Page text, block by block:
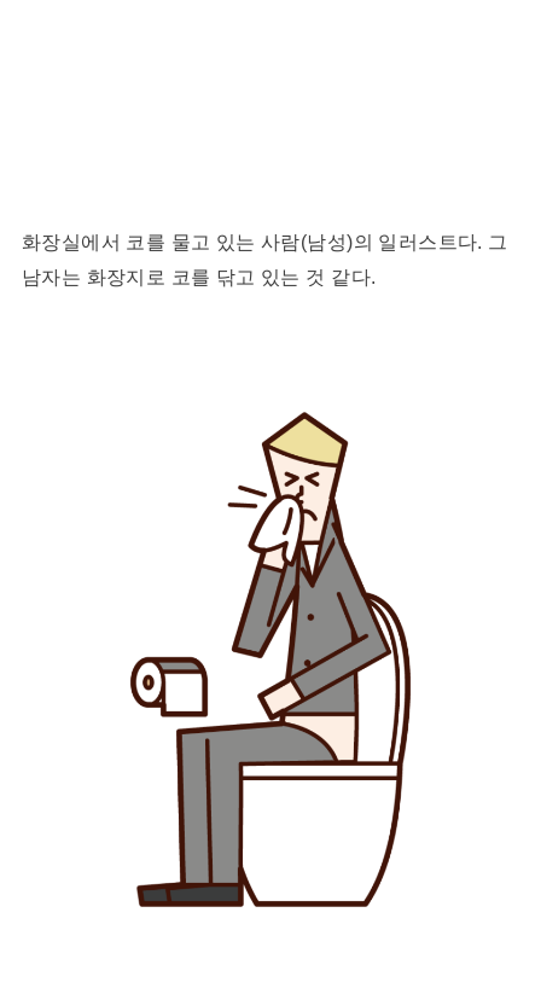
화장실에서 코를 물고 있는 사람(남성)의 일러스트다. 그
남자는 화장지로 코를 닦고 있는 것 같다.